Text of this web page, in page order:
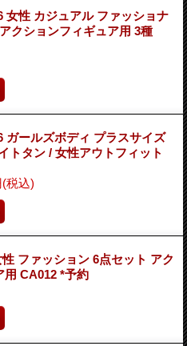
女性 カジュアル ファッショナ
クションフィギュア用 3種
ガールズボディ プラスサイズ
トタン / 女性アウトフィット
(税込)
ファッション 6点セット アク
用 CA012 *予約